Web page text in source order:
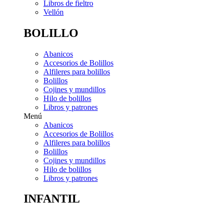
Libros de fieltro
Vellón
BOLILLO
Abanicos
Accesorios de Bolillos
Alfileres para bolillos
Bolillos
Cojines y mundillos
Hilo de bolillos
Libros y patrones
Menú
Abanicos
Accesorios de Bolillos
Alfileres para bolillos
Bolillos
Cojines y mundillos
Hilo de bolillos
Libros y patrones
INFANTIL